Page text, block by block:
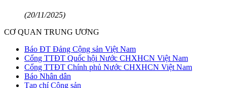
(20/11/2025)
CƠ QUAN TRUNG ƯƠNG
Báo ĐT Đảng Cộng sản Việt Nam
Cổng TTĐT Quốc hội Nước CHXHCN Việt Nam
Cổng TTĐT Chính phủ Nước CHXHCN Việt Nam
Báo Nhân dân
Tạp chí Cộng sản